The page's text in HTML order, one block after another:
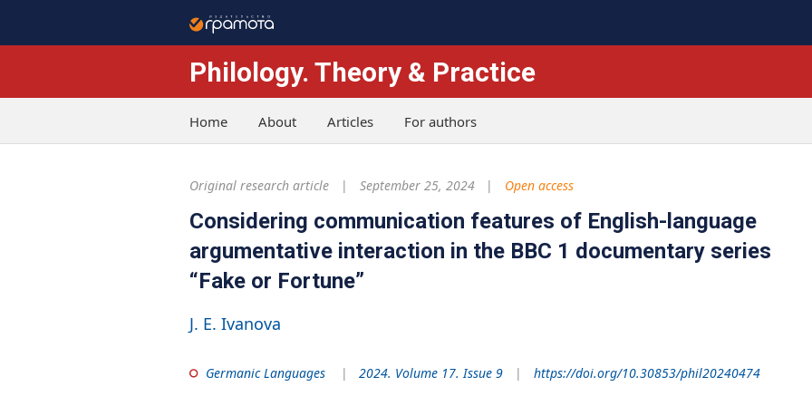
Philology. Theory & Practice
Home About Articles For authors
Original research article September 25, 2024 Open access
Considering communication features of English-language
argumentative interaction in the BBC 1 documentary series
“Fake or Fortune”
J. E. Ivanova
Germanic Languages 2024. Volume 17. Issue 9 https://doi.org/10.30853/phil20240474